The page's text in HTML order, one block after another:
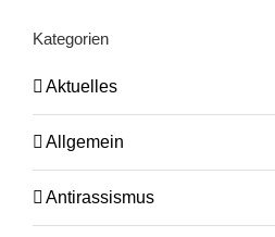
Kategorien
Aktuelles
Allgemein
Antirassismus